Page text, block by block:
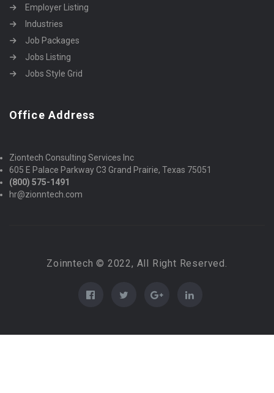
Employer Listing
Industries
Job Packages
Jobs Listing
Jobs Style Grid
Office Address
Ziontech Consulting Services Inc
605 E Palace Parkway C3 Grand Prairie, Texas 75051
(800) 575-1491
hr@zionntech.com
Zoinntech © 2022, All Right Reserved.